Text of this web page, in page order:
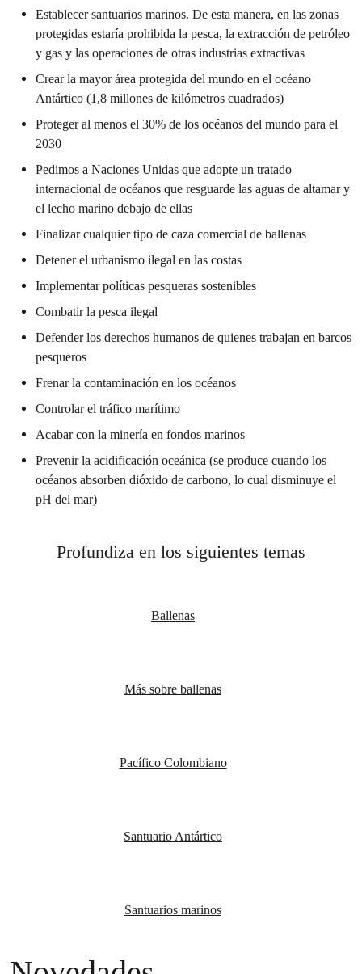
Establecer santuarios marinos. De esta manera, en las zonas
protegidas estaría prohibida la pesca, la extracción de petróleo
y gas y las operaciones de otras industrias extractivas
Crear la mayor área protegida del mundo en el océano
Antártico (1,8 millones de kilómetros cuadrados)
Proteger al menos el 30% de los océanos del mundo para el
2030
Pedimos a Naciones Unidas que adopte un tratado
internacional de océanos que resguarde las aguas de altamar y
el lecho marino debajo de ellas
Finalizarcualquier tipo de caza comercial de ballenas
Detener el urbanismo ilegal en las costas
Implementar políticas pesqueras sostenibles
Combatir la pesca ilegal
Defender los derechos humanos de quienes trabajan en barcos
pesqueros
Frenar la contaminación en los océanos
Controlar el tráfico marítimo
Acabar con la minería en fondos marinos
Prevenir la acidificación oceánica (se produce cuando los
océanos absorben dióxido de carbono, lo cual disminuye el
pH del mar)
Profundiza en los siguientes temas
Ballenas
Más sobre ballenas
Pacífico Colombiano
Santuario Antártico
Santuarios marinos